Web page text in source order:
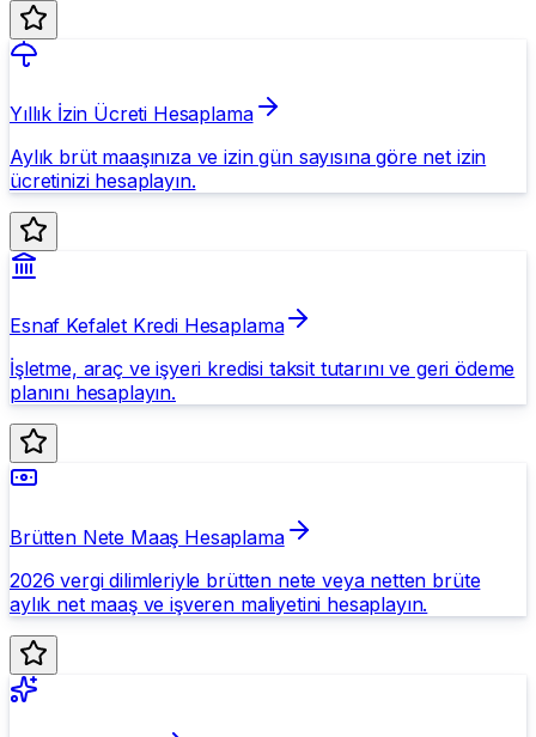
Yıllık İzin Ücreti Hesaplama
Aylık brüt maaşınıza ve izin gün sayısına göre net izin
ücretinizi hesaplayın.
Esnaf Kefalet Kredi Hesaplama
İşletme, araç ve işyeri kredisi taksit tutarını ve geri ödeme
planını hesaplayın.
Brütten Nete Maaş Hesaplama
2026 vergi dilimleriyle brütten nete veya netten brüte
aylık net maaş ve işveren maliyetini hesaplayın.